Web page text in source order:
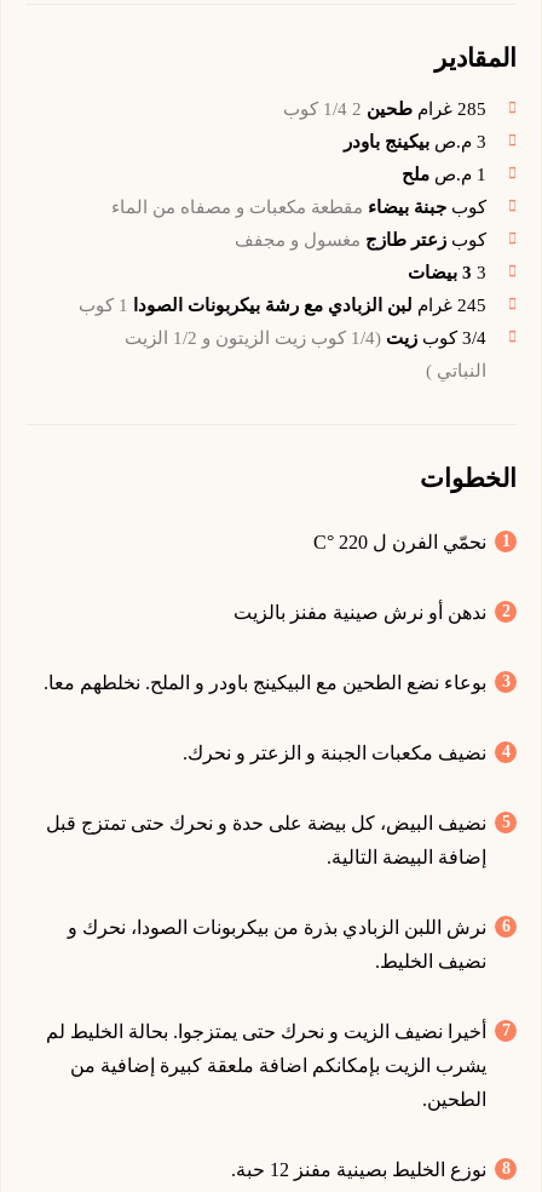
المقادير
285 غرام طحين 2 1/4 كوب
3 م.ص بيكينج باودر
1 م.ص ملح
كوب جبنة بيضاء مقطعة مكعبات و مصفاه من الماء
كوب زعتر طازج مغسول و مجفف
3 3 بيضات
245 غرام لبن الزبادي مع رشة بيكربونات الصودا
1 كوب
3/4 كوب زيت
(1/4 كوب زيت الزيتون و 1/2 الزيت
النباتي )
الخطوات
نحمّي الفرن ل 220 °C
ندهن أو نرش صينية مفنز بالزيت
بوعاء نضع الطحين مع البيكينج باودر و الملح. نخلطهم معا.
نضيف مكعبات الجبنة و الزعتر و نحرك.
نضيف البيض، كل بيضة على حدة و نحرك حتى تمتزج قبل
إضافة البيضة التالية.
نرش اللبن الزبادي بذرة من بيكربونات الصودا، نحرك و
نضيف الخليط.
أخيرا نضيف الزيت و نحرك حتى يمتزجوا. بحالة الخليط لم
يشرب الزيت بإمكانكم اضافة ملعقة كبيرة إضافية من
الطحين.
نوزع الخليط بصينية مفنز 12 حبة.